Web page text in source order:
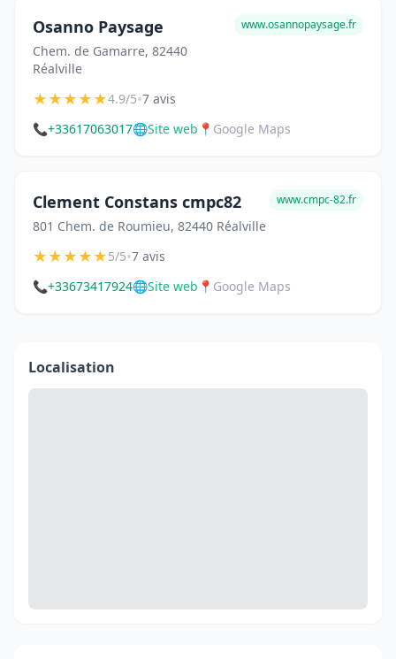
Osanno Paysage
Chem. de Gamarre, 82440
Réalville
www.osannopaysage.fr
★★★★★4.9/5•7 avis
📞+33617063017🌐Site web 📍 Google Maps
Clement Constans cmpc82
801 Chem. de Roumieu, 82440 Réalville
www.cmpc-82.fr
★★★★★5/5•7 avis
📞+33673417924🌐Site web 📍 Google Maps
Localisation